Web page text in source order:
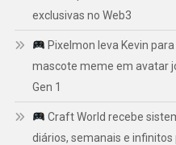
exclusivas no Web3
Pixelmon leva Kevin
mascote meme em avatar
Gen 1
Craft World recebe
diários, semanais e